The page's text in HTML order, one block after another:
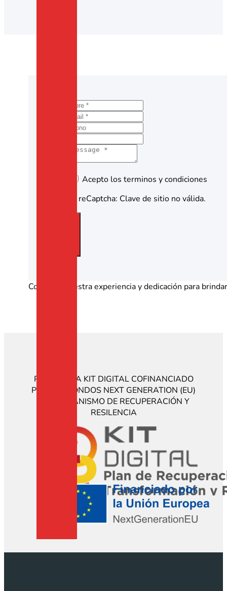
Acepto los terminos y condiciones
Google reCaptcha: Clave de sitio no válida.
Confía en nuestra experiencia y dedicación para
PROGRAMA KIT DIGITAL COFINANCIADO
POR LOS FONDOS NEXT GENERATION (EU)
DEL MECANISMO DE RECUPERACIÓN Y
RESILENCIA